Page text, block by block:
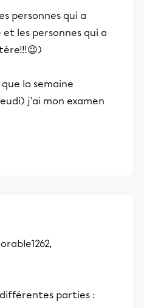
personnes qui a
les personnes qui a
la semaine
j'ai mon examen
parties :